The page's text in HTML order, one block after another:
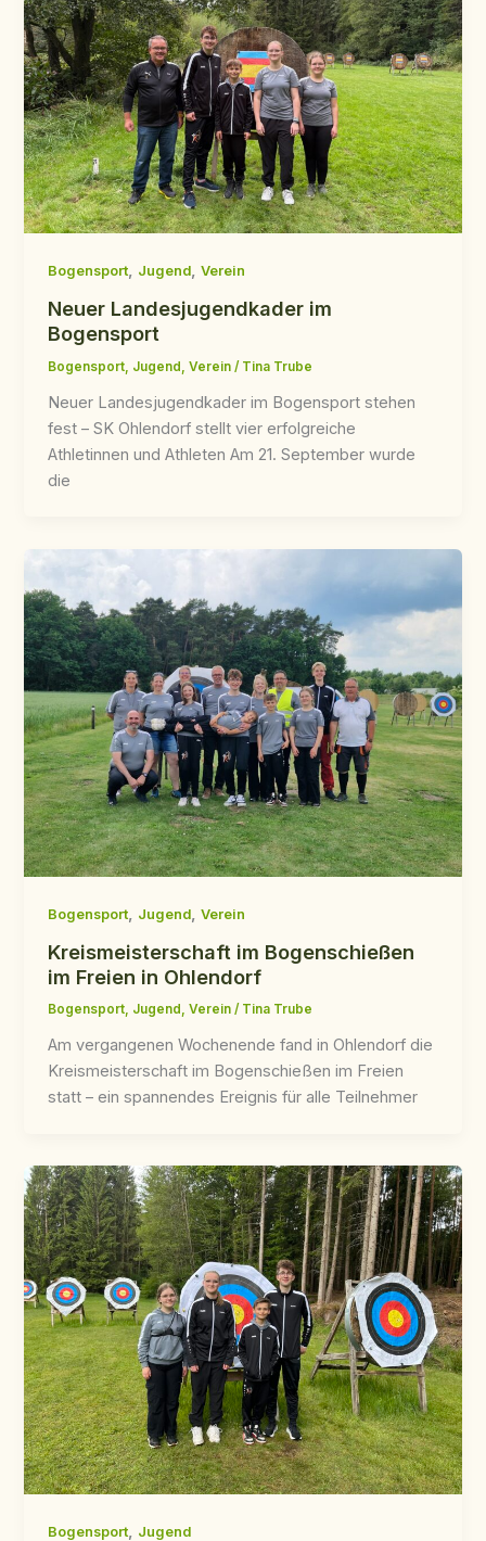
Bogensport, Jugend,Verein
Neuer Landesjugendkader im
Bogensport
Bogensport Jugend ,Verein / Tina Trube
Neuer Landesjugendkader im Bogensport stehen
fest – SK Ohlendorf stellt vier erfolgreiche
Athletinnen und Athleten Am 21. September wurde
die
Bogensport, Jugend,Verein
Kreismeisterschaft im Bogenschießen
im Freien in Ohlendorf
Bogensport, Jugend ,Verein / Tina Trube
Am vergangenen Wochenende fand in Ohlendorf die
Kreismeisterschaft im Bogenschießen im Freien
statt – ein spannendes Ereignis für alle Teilnehmer
Bogensport Jugend